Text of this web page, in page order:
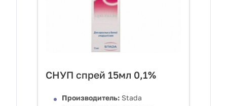
СНУП спрей 15мл 0,1%
Производитель: Stada